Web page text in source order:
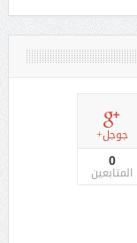
جوجل+
0
المتابعين